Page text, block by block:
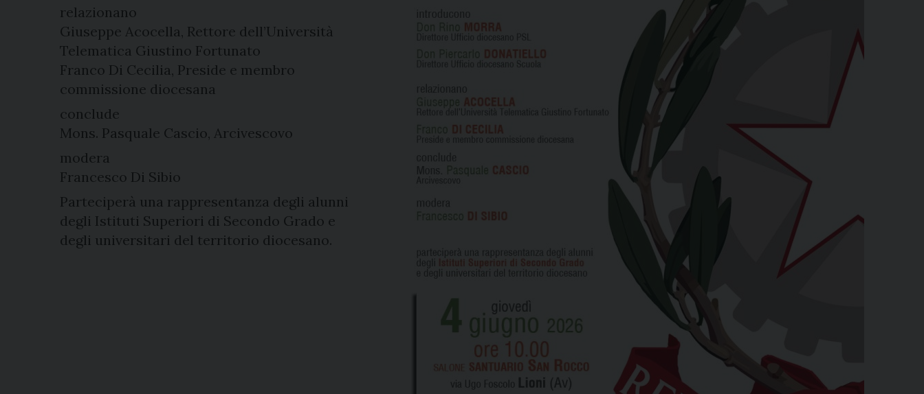
relazionano
Giuseppe Acocella, Rettore dell’Università
Telematica Giustino Fortunato
Franco Di Cecilia, Preside e membro
commissione diocesana
conclude
Mons. Pasquale Cascio, Arcivescovo
modera
Francesco Di Sibio
Parteciperà una rappresentanza degli alunni
degli Istituti Superiori di Secondo Grado e
degli universitari del territorio diocesano.